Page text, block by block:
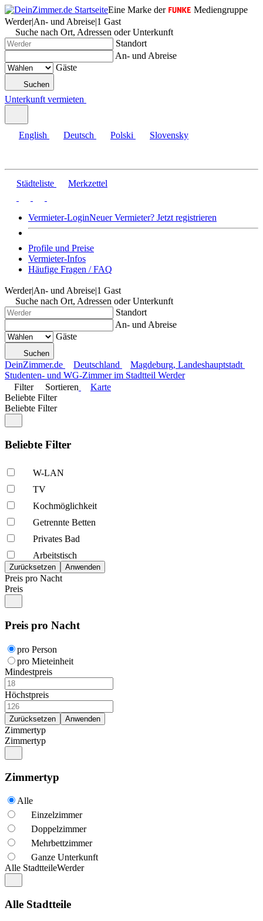
Eine Marke der
Mediengruppe
Werder|An- und Abreise|1 Gast
Suche nach Ort, Adressen oder Unterkunft
Standort
An- und Abreise
Gäste
Suchen
Unterkunft vermieten
English Deutsch Polski Slovensky
Städteliste Merkzettel
Vermieter-LoginNeuer Vermieter? Jetzt registrieren
Profile und Preise
Vermieter-Infos
Häufige Fragen / FAQ
Werder|An- und Abreise|1 Gast
Suche nach Ort, Adressen oder Unterkunft
Standort
An- und Abreise
Gäste
Suchen
DeinZimmer.de Deutschland
Magdeburg, Landeshauptstadt
Studenten- und WG-Zimmer im Stadtteil Werder
Filter
Sortieren
Karte
Beliebte Filter
Beliebte Filter
Beliebte Filter
W-LAN
TV
Kochmöglich­keit
Getrennte Betten
Privates Bad
Arbeitstisch
Preis pro Nacht
Preis
Preis pro Nacht
pro Person
pro Mieteinheit
Mindestpreis
Höchstpreis
Zimmertyp
Zimmertyp
Zimmertyp
Alle
Einzelzimmer
Doppelzimmer
Mehrbettzimmer
Ganze Unterkunft
Alle StadtteileWerder
Alle Stadtteile